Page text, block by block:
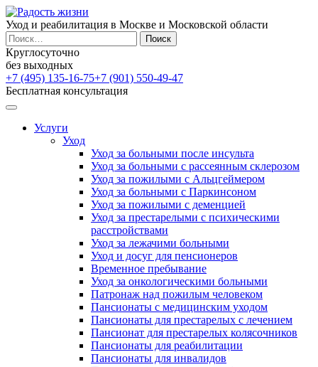
Уход и реабилитация в Москве и Московской области
Найти:
Круглосуточно
без выходных
+7 (495) 135-16-75+7 (901) 550-49-47
Бесплатная консультация
Услуги
Уход
Уход за больными после инсульта
Уход за больными с рассеянным склерозом
Уход за пожилыми с Альцгеймером
Уход за больными с Паркинсоном
Уход за пожилыми с деменцией
Уход за престарелыми с психическими
расстройствами
Уход за лежачими больными
Уход и досуг для пенсионеров
Временное пребывание
Уход за онкологическими больными
Патронаж над пожилым человеком
Пансионаты с медицинским уходом
Пансионаты для престарелых с лечением
Пансионат для престарелых колясочников
Пансионаты для реабилитации
Пансионаты для инвалидов